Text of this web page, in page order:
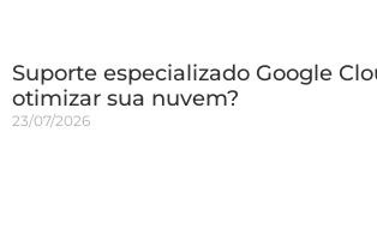
Suporte especializado Google
otimizar sua nuvem?
23/07/2026